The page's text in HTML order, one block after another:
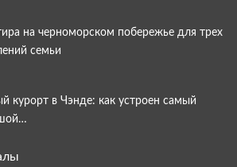
на черноморском побережье для трех
семьи
курорт в Чэнде: как устроен самый